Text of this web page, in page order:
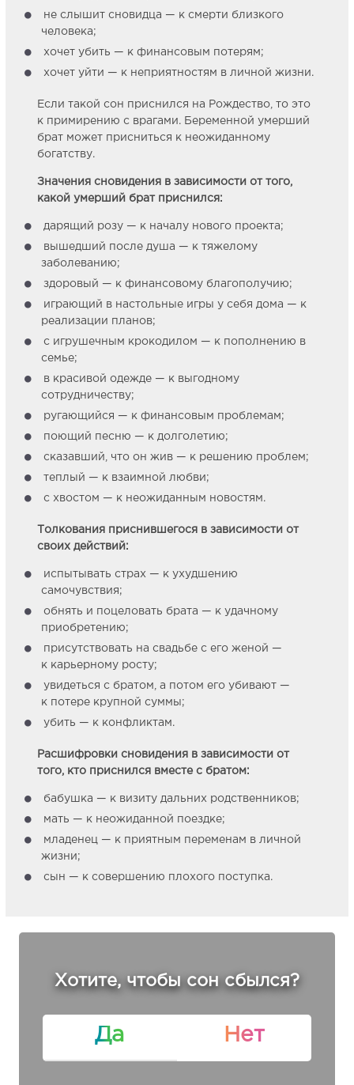
не слышит сновидца — к смерти близкого
человека;
хочет убить — к финансовым потерям;
хочет уйти — к неприятностям в личной жизни.
Если такой сон приснился на Рождество, то это
к примирению с врагами. Беременной умерший
брат может присниться к неожиданному
богатству.
Значения сновидения в зависимости от того,
какой умерший брат приснился:
дарящий розу — к началу нового проекта;
вышедший после душа — к тяжелому
заболеванию;
здоровый — к финансовому благополучию;
играющий в настольные игры у себя дома — к
реализации планов;
с игрушечным крокодилом — к пополнению в
семье;
в красивой одежде — к выгодному
сотрудничеству;
ругающийся — к финансовым проблемам;
поющий песню — к долголетию;
сказавший, что он жив — к решению проблем;
теплый — к взаимной любви;
с хвостом — к неожиданным новостям.
Толкования приснившегося в зависимости от
своих действий:
испытывать страх — к ухудшению
самочувствия;
обнять и поцеловать брата — к удачному
приобретению;
присутствовать на свадьбе с его женой —
к карьерному росту;
увидеться с братом, а потом его убивают —
к потере крупной суммы;
убить — к конфликтам.
Расшифровки сновидения в зависимости от
того, кто приснился вместе с братом:
бабушка — к визиту дальних родственников;
мать — к неожиданной поездке;
младенец — к приятным переменам в личной
жизни;
сын — к совершению плохого поступка.
Хотите, чтобы сон сбылся?
Да Нет